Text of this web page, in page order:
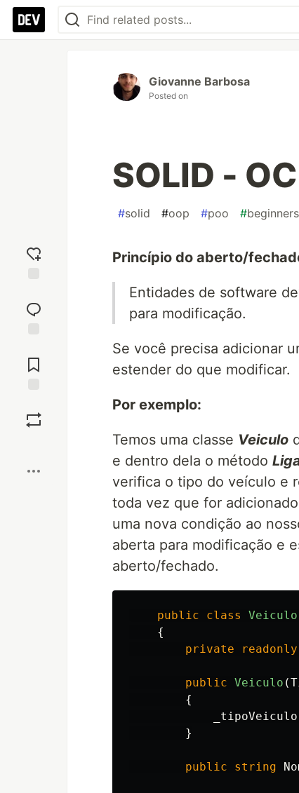
reaction
Comments
Giovanne Barbosa
Posted on
SOLID -
#solid #oop #poo #beginners
Princípio do aberto/
Entidades de software
para modificação.
Se você precisa adicionar
estender do que modificar.
Por exemplo:
Temos uma classe Veiculo
e dentro dela o método
verifica o tipo do veículo e
toda vez que for
uma nova condição ao
aberta para modificação e
aberto/fechado.
public class
Veiculo
{
private
readonly
public Veiculo (
{
_tipoVeiculo
}
public string